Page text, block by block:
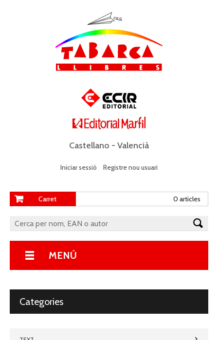
Castellano - Valencià
Iniciar sessió Registre nou usuari
Carret 0 articles
MENÚ
Categories